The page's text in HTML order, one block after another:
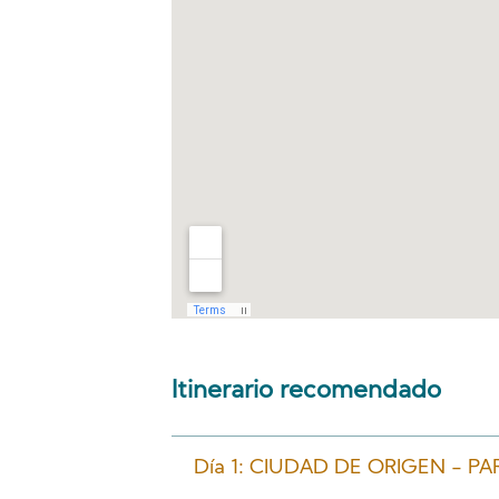
Itinerario recomendado
Día 1: CIUDAD DE ORIGEN -